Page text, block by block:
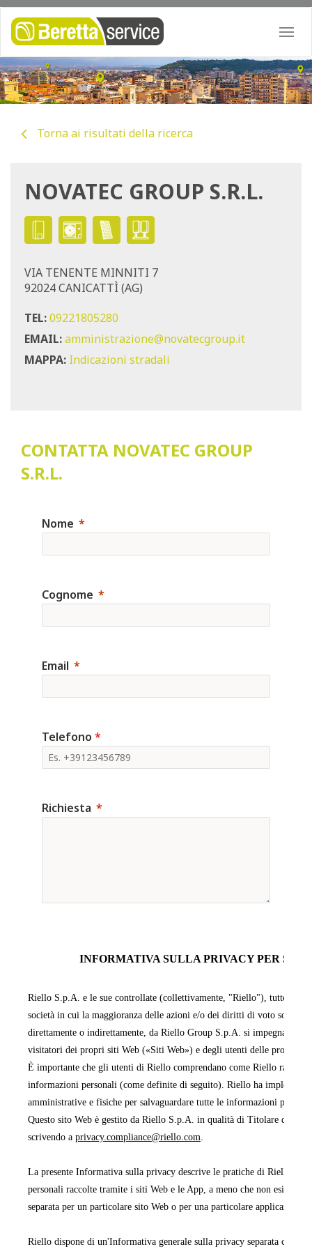
Torna ai risultati della ricerca
NOVATEC GROUP S.R.L.
VIA TENENTE MINNITI 7
92024 CANICATTÌ (AG)
TEL:09221805280
EMAIL:amministrazione@novatecgroup.it
MAPPA: Indicazioni stradali
CONTATTA NOVATEC GROUP
S.R.L.
Nome
Cognome
Email
Telefono *
Richiesta
INFORMATIVA SULLA PRIVACY PER SITI
Riello S.p.A. e le sue controllate (collettivamente, "Riello"), tutte
società in cui la maggioranza delle azioni e/o dei diritti di voto sono
direttamente o indirettamente, da Riello Group S.p.A. si impegnano a
visitatori dei propri siti Web («Siti Web») e degli utenti delle proprie
È importante che gli utenti di Riello comprendano come Riello
informazioni personali (come definite di seguito). Riello ha
amministrative e fisiche per salvaguardare tutte le informazioni
Questo sito Web è gestito da Riello S.p.A. in qualità di Titolare del
scrivendo a privacy.compliance@riello.com
La presente Informativa sulla privacy descrive le pratiche di Riello
personali raccolte tramite i siti Web e le App, a meno che non esista
separata per un particolare sito Web o per una particolare applicazione
Riello dispone di un'Informativa generale sulla privacy separata che